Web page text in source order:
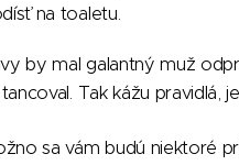
na toaletu.
by mal galantný muž
Tak kážu pravidlá,
sa vám budú niektoré